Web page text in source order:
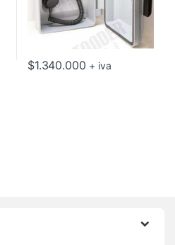
$1.340.000 + iva